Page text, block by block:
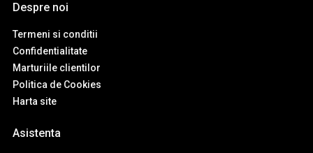
Despre noi
Termeni si conditii
Confidentialitate
Marturiile clientilor
Politica de Cookies
Harta site
Asistenta